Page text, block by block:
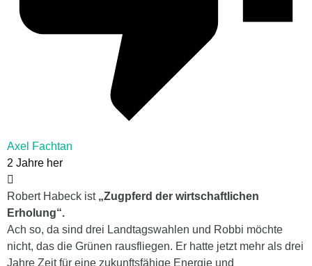
Axel Fachtan
2 Jahre her
Robert Habeck ist „Zugpferd der wirtschaftlichen
Erholung“.
Ach so, da sind drei Landtagswahlen und Robbi möchte
nicht, das die Grünen rausfliegen. Er hatte jetzt mehr als drei
Jahre Zeit für eine zukunftsfähige Energie und